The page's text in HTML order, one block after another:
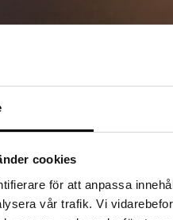
cookies
för att anpassa
vår trafik. Vi
att förutsättningarna snabbt
Rekrytering och